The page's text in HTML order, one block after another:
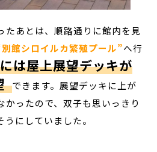
たあとは、順路通りに館内を見
館シロイルカ繁殖プール”へ行
は屋上展望デッキが
できます。展望デッキに上が
かったので、双子も思いっきり
にしていました。